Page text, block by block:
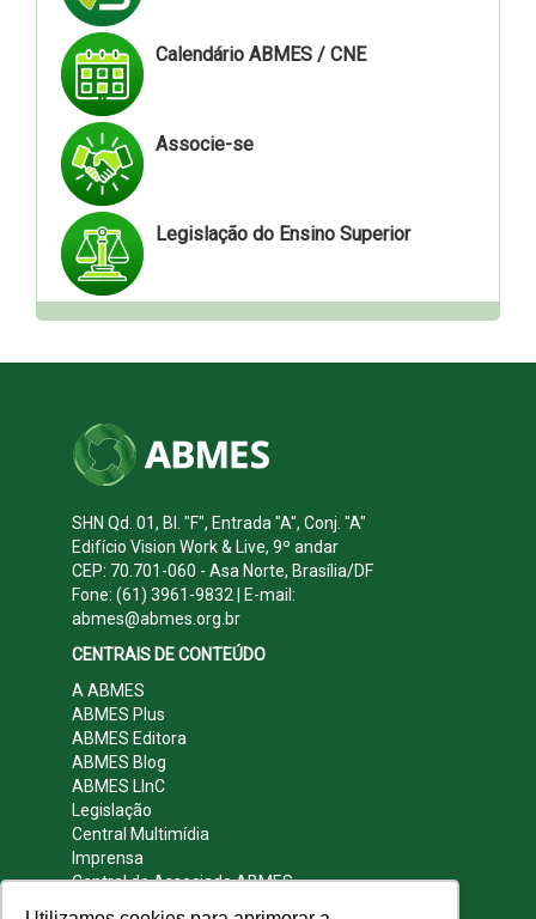
Calendário ABMES / CNE
Associe-se
Legislação do Ensino Superior
SHN Qd. 01, Bl. "F", Entrada "A", Conj. "A"
Edifício Vision Work & Live, 9º andar
CEP: 70.701-060 - Asa Norte, Brasília/DF
Fone: (61) 3961-9832 | E-mail:
abmes@abmes.org.br
CENTRAIS DE CONTEÚDO
A ABMES
ABMES Plus
ABMES Editora
ABMES Blog
ABMES LInC
Legislação
Central Multimídia
Imprensa
Central do Associado ABMES